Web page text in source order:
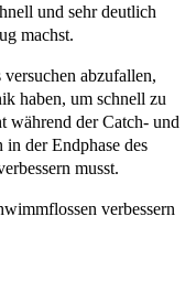
und sehr deutlich
machst.
abzufallen,
haben, um schnell zu
während der Catch- und
in der Endphase des
musst.
verbessern